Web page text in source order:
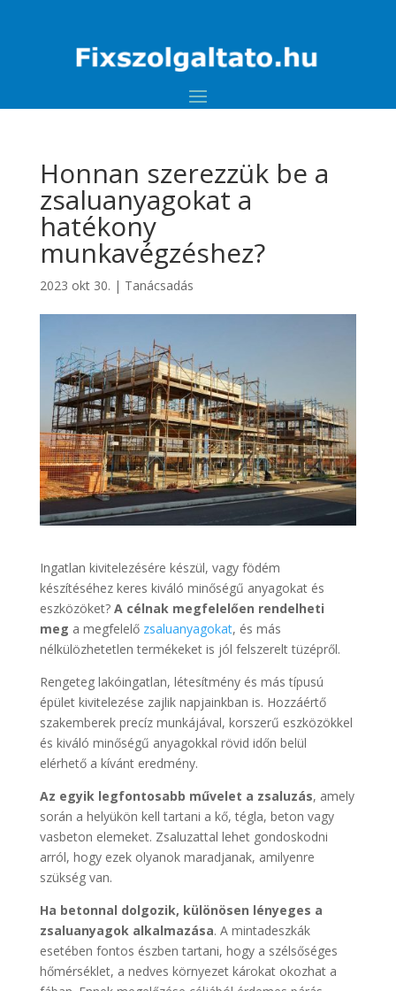
Honnan szerezzük be a
zsaluanyagokat a
hatékony
munkavégzéshez?
2023 okt 30. | Tanácsadás
Ingatlan kivitelezésére készül, vagy födém
készítéséhez keres kiváló minőségű anyagokat és
eszközöket? A célnak megfelelően rendelheti
meg a megfelelő zsaluanyagokat, és más
nélkülözhetetlen termékeket is jól felszerelt tüzépről.
Rengeteg lakóingatlan, létesítmény és más típusú
épület kivitelezése zajlik napjainkban is. Hozzáértő
szakemberek precíz munkájával, korszerű eszközökkel
és kiváló minőségű anyagokkal rövid időn belül
elérhető a kívánt eredmény.
Az egyik legfontosabb művelet a zsaluzás, amely
során a helyükön kell tartani a kő, tégla, beton vagy
vasbeton elemeket. Zsaluzattal lehet gondoskodni
arról, hogy ezek olyanok maradjanak, amilyenre
szükség van.
Ha betonnal dolgozik, különösen lényeges a
zsaluanyagok alkalmazása. A mintadeszkák
esetében fontos észben tartani, hogy a szélsőséges
hőmérséklet, a nedves környezet károkat okozhat a